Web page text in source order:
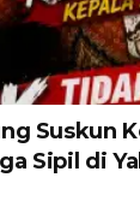
Suskun
Sipil di